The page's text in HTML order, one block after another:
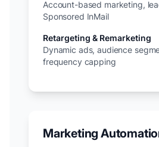
Account-based marketing,
Sponsored InMail
Retargeting & Remarketing
Dynamic ads, audience
frequency capping
Marketing